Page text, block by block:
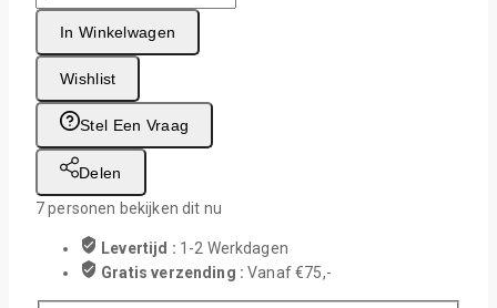
Romper
Korte
Mouwen
aantal
In Winkelwagen
Wishlist
Stel Een Vraag
Delen
7personen bekijken dit nu
Levertijd : 1-2 Werkdagen
Gratis verzending :Vanaf €75,-